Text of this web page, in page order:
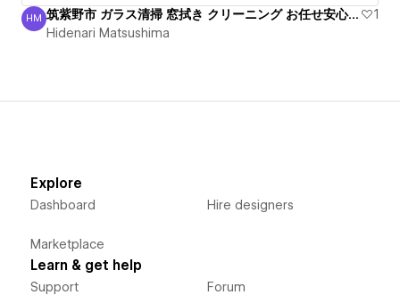
Hidenari Matsushima
HM 筑紫野市 ガラス清掃 窓拭き クリーニング お任せ安心丁寧
1
Hidenari Matsushima
Explore
Dashboard
Marketplace
Hire designers
Learn & get help
Support Forum